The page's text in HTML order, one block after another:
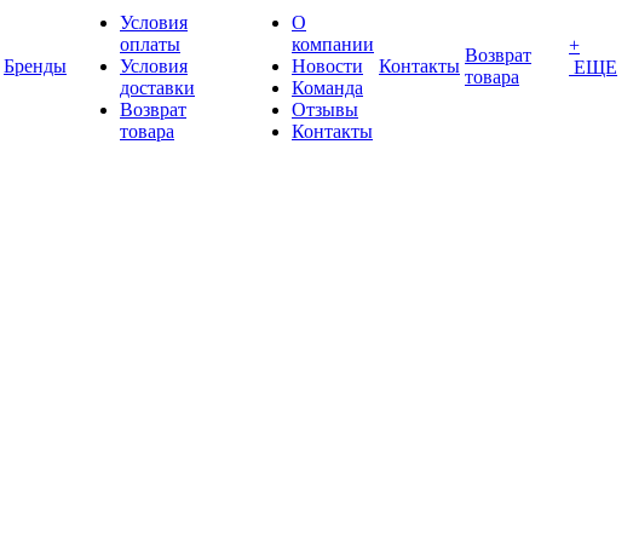
Бренды
Условия
оплаты
Условия
доставки
Возврат
товара
О
компании
Новости
Команда
Отзывы
Контакты
Контакты
Возврат
товара
+
ЕЩЕ